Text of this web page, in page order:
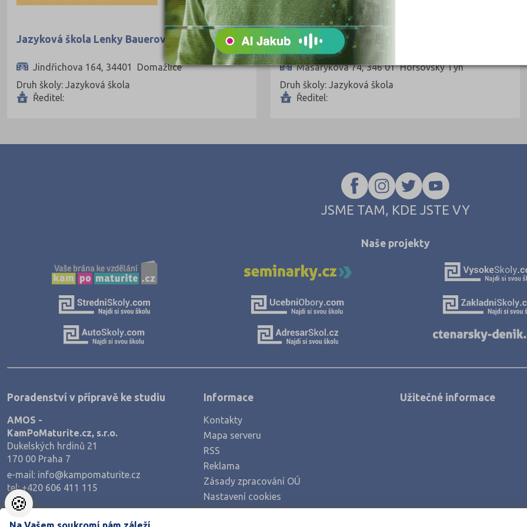
Domažlice (2)
Chrudim (1)
Jindřichův
Karviná (1)
Kladno (3)
Kolín (2)
Mladá
Španělština
Japonština
Jazyková škola Lenky Bauerové s.r.o.
Jindřichova 164, 34401 Domažlice
Druh školy: Jazyková škola
Ředitel:
Mgr. Jaroslava Salihová
Masarykova 74, 346 01 Horšovský Týn
Druh školy: Jazyková škola
Ředitel:
JSME TAM, KDE JSTE VY
Naše projekty
Poradenství v přípravě ke studiu
AMOS -
KamPoMaturite.cz, s.r.o.
Dukelských hrdinů 21
170 00 Praha 7
e-mail: info@kampomaturite.cz
tel:+420 606 411 115
Informace
Kontakty
Mapa serveru
RSS
Reklama
Zásady zpracování OÚ
Nastavení cookies
Užitečné informace
🍪